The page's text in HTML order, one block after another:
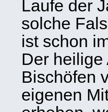
Laufe der
solche
ist schon
Der
Bischöfen
eigenen